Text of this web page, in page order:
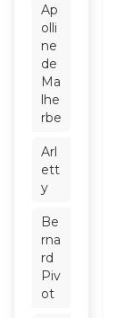
Ap
olli
ne
de
Ma
lhe
rbe
Arl
ett
y
Be
rna
rd
Piv
ot